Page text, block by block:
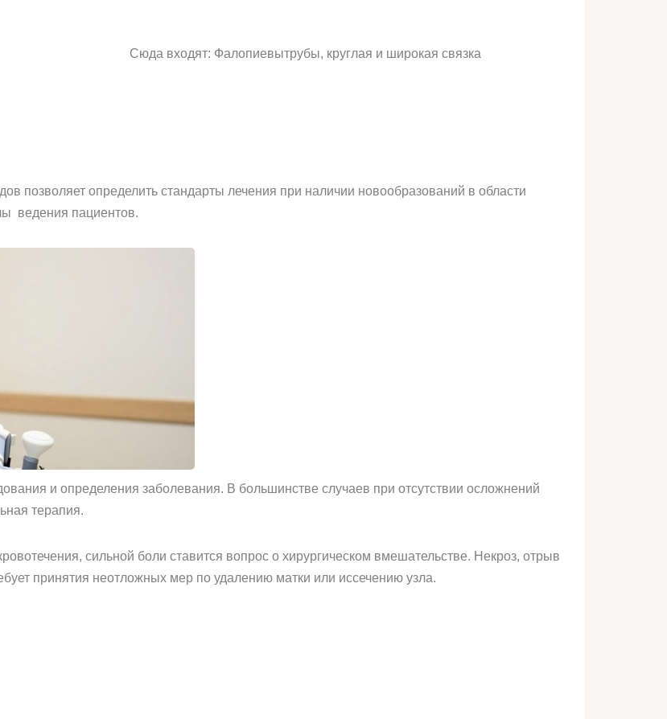
Сюда входят: Фалопиевытрубы, круглая и широкая связка
позволяет определить стандарты лечения при наличии новообразований в области
ведения пациентов.
и определения заболевания. В большинстве случаев при отсутствии осложнений
терапия.
сильной боли ставится вопрос о хирургическом вмешательстве. Некроз, отрыв
принятия неотложных мер по удалению матки или иссечению узла.